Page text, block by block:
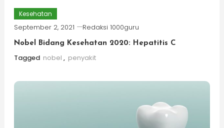
Kesehatan
September 2, 2021 Redaksi 1000guru
Nobel Bidang Kesehatan 2020: Hepatitis C
Tagged nobel , penyakit